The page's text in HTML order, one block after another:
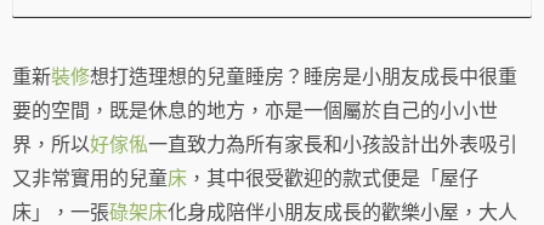
重新裝修想打造理想的兒童睡房？睡房是小朋友成長中很重
要的空間，既是休息的地方，亦是一個屬於自己的小小世
界，所以好傢俬一直致力為所有家長和小孩設計出外表吸引
又非常實用的兒童床 ，其中很受歡迎的款式便是「屋仔
床」，一張碌架床化身成陪伴小朋友成長的歡樂小屋，大人